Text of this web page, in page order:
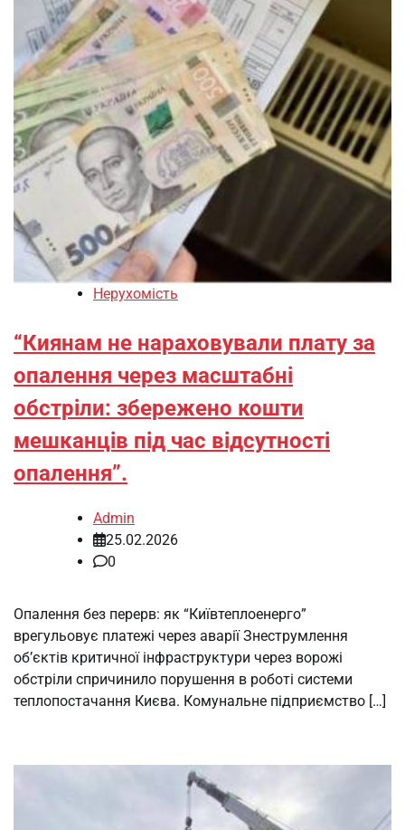
Нерухомість
“Киянам не нараховували плату за
опалення через масштабні
обстріли: збережено кошти
мешканців під час відсутності
опалення”.
Admin
25.02.2026
0
Опалення без перерв: як “Київтеплоенерго”
врегульовує платежі через аварії Знеструмлення
об’єктів критичної інфраструктури через ворожі
обстріли спричинило порушення в роботі системи
теплопостачання Києва. Комунальне підприємство […]